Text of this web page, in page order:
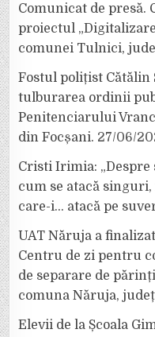
Comunicat de presă.
proiectul
comunei Tulnici,
Fostul polițist Cătălin
tulburarea ordinii
Penitenciarului
din Focșani. 27/06/
Cristi Irimia:
cum se atacă singuri,
care-i… atacă pe
UAT Năruja a
Centru de zi pentru
de separare de
comuna Năruja,
Elevii de la Școala